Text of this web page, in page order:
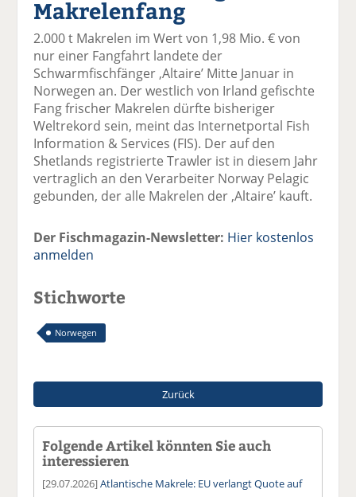
uf
ac
e
b
o
o
k
te
il
n
wi
er
n
uf
n
k
e
di
te
il
e
er
m
ai
v
se
n
d
n
n
Makrelenfang
2.000 t Makrelen im Wert von 1,98 Mio. € von
nur einer Fangfahrt landete der
Schwarmfischfänger ‚Altaire’ Mitte Januar in
Norwegen an. Der westlich von Irland gefischte
Fang frischer Makrelen dürfte bisheriger
Weltrekord sein, meint das Internetportal Fish
Information & Services (FIS). Der auf den
Shetlands registrierte Trawler ist in diesem Jahr
vertraglich an den Verarbeiter Norway Pelagic
gebunden, der alle Makrelen der ‚Altaire’ kauft.
Der Fischmagazin-Newsletter: Hier kostenlos
anmelden
Stichworte
Norwegen
Zurück
Folgende Artikel könnten Sie auch
interessieren
[29.07.2026]Atlantische Makrele: EU verlangt Quote auf